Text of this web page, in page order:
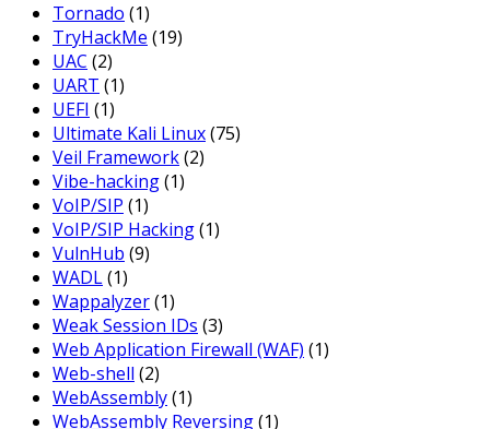
Tornado (1)
TryHackMe (19)
UAC (2)
UART (1)
UEFI (1)
Ultimate Kali Linux(75)
Veil Framework(2)
Vibe-hacking(1)
VoIP/SIP (1)
VoIP/SIP Hacking(1)
VulnHub (9)
WADL(1)
Wappalyzer(1)
Weak Session IDs (3)
Web Application Firewall (WAF) (1)
Web-shell (2)
WebAssembly(1)
WebAssembly Reversing(1)